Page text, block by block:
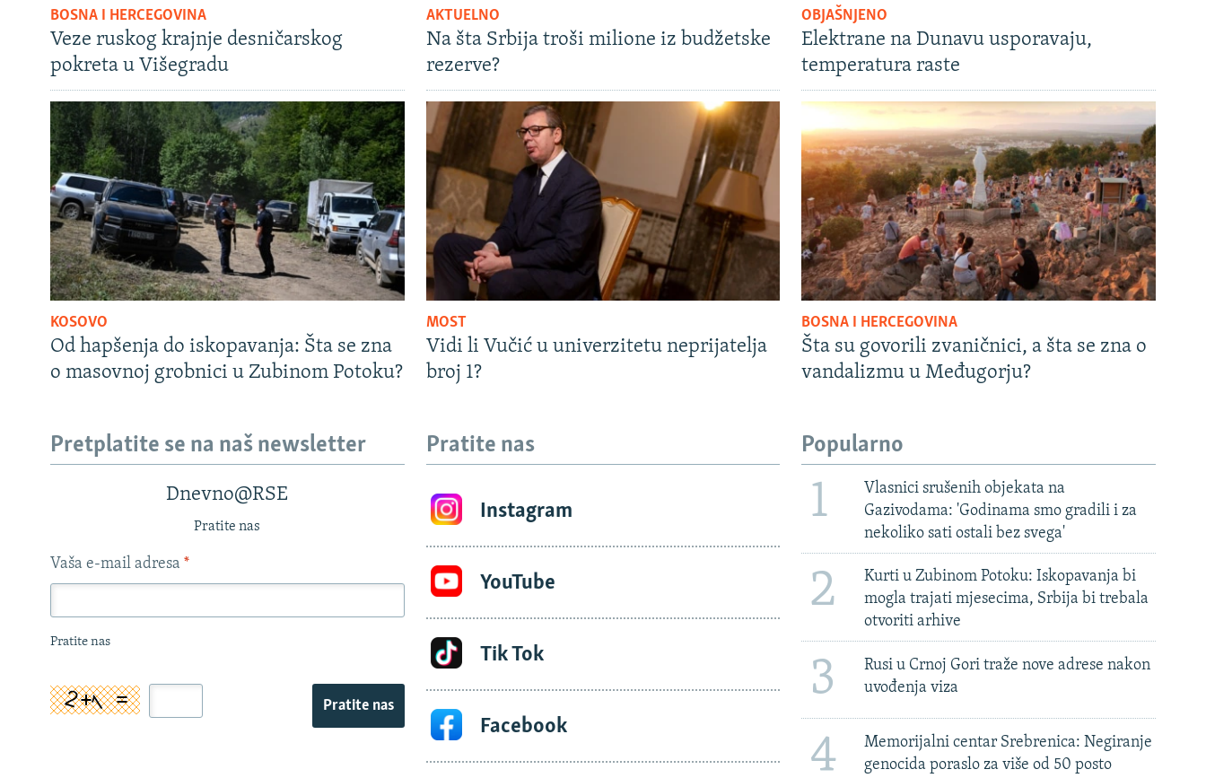
BOSNA I HERCEGOVINA
Veze ruskog krajnje desničarskog
pokreta u Višegradu
AKTUELNO
Na šta Srbija troši milione iz budžetske
rezerve?
OBJAŠNJENO
Elektrane na Dunavu usporavaju,
temperatura raste
KOSOVO
Od hapšenja do iskopavanja: Šta se zna
o masovnoj grobnici u Zubinom Potoku?
MOST
Vidi li Vučić u univerzitetu neprijatelja
broj 1?
BOSNA I HERCEGOVINA
Šta su govorili zvaničnici, a šta se zna o
vandalizmu u Međugorju?
Pretplatite se na naš newsletter
Dnevno@RSE
Pratite nas
Vaša e-mail adresa *
Pratite nas
Pratite nas
Pratite nas
Instagram
YouTube
Tik Tok
Facebook
Popularno
1
Vlasnici srušenih objekata na
Gazivodama: 'Godinama smo gradili i za
nekoliko sati ostali bez svega'
2
Kurti u Zubinom Potoku: Iskopavanja bi
mogla trajati mjesecima, Srbija bi trebala
otvoriti arhive
3
Rusi u Crnoj Gori traže nove adrese nakon
uvođenja viza
4
Memorijalni centar Srebrenica: Negiranje
genocida poraslo za više od 50 posto